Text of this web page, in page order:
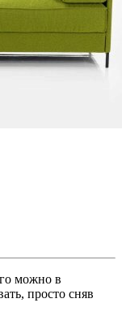
можно в
просто сняв